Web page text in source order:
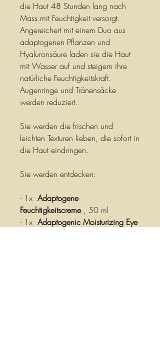
die Haut 48 Stunden lang nach
Mass mit Feuchtigkeit versorgt.
Angereichert mit einem Duo aus
adaptogenen Pflanzen und
Hyaluronsäure laden sie die Haut
mit Wasser auf und steigern ihre
natürliche Feuchtigkeitskraft.
Augenringe und Tränensäcke
werden reduziert.
Sie werden die frischen und
leichten Texturen lieben, die sofort in
die Haut eindringen.
Sie werden entdecken:
- 1x Adaptogene
Feuchtigkeitscreme, 50 ml
- 1x Adaptogenic Moisturizing Eye